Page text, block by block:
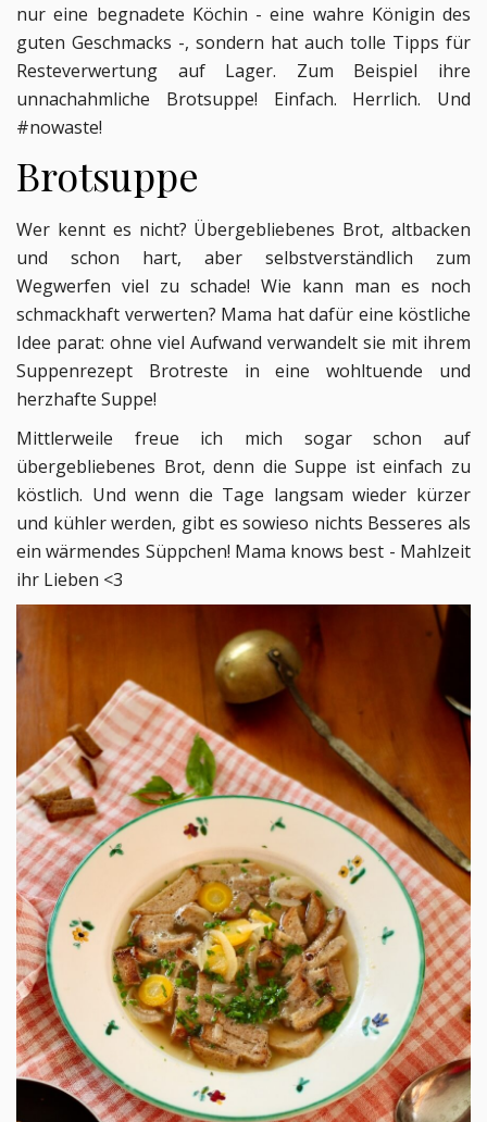
nur eine begnadete Köchin - eine wahre Königin des
guten Geschmacks -, sondern hat auch tolle Tipps für
Resteverwertung auf Lager. Zum Beispiel ihre
unnachahmliche Brotsuppe! Einfach. Herrlich. Und
#nowaste!
Brotsuppe
Wer kennt es nicht? Übergebliebenes Brot, altbacken
und schon hart, aber selbstverständlich zum
Wegwerfen viel zu schade! Wie kann man es noch
schmackhaft verwerten? Mama hat dafür eine köstliche
Idee parat: ohne viel Aufwand verwandelt sie mit ihrem
Suppenrezept Brotreste in eine wohltuende und
herzhafte Suppe!
Mittlerweile freue ich mich sogar schon auf
übergebliebenes Brot, denn die Suppe ist einfach zu
köstlich. Und wenn die Tage langsam wieder kürzer
und kühler werden, gibt es sowieso nichts Besseres als
ein wärmendes Süppchen! Mama knows best - Mahlzeit
ihr Lieben <3